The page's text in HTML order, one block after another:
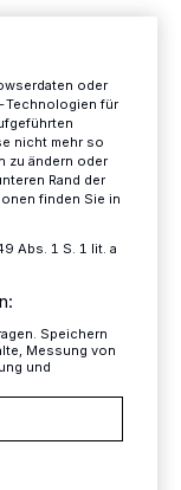
oder
Technologien für
nicht mehr so
zu ändern oder
Rand der
finden Sie in
Abs. 1 S. 1 lit. a
Speichern
Messung von
und